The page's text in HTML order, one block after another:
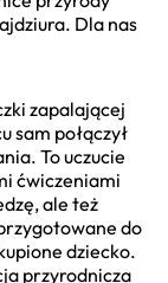
Dla nas
zapalającej
sam połączył
To uczucie
ćwiczeniami
ale też
do
dziecko.
przyrodnicza